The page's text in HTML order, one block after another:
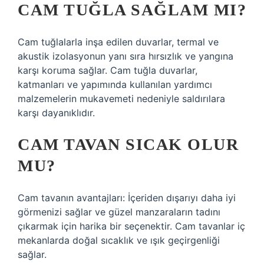
CAM TUĞLA SAĞLAM MI?
Cam tuğlalarla inşa edilen duvarlar, termal ve
akustik izolasyonun yanı sıra hırsızlık ve yangına
karşı koruma sağlar. Cam tuğla duvarlar,
katmanları ve yapımında kullanılan yardımcı
malzemelerin mukavemeti nedeniyle saldırılara
karşı dayanıklıdır.
CAM TAVAN SICAK OLUR
MU?
Cam tavanın avantajları: İçeriden dışarıyı daha iyi
görmenizi sağlar ve güzel manzaraların tadını
çıkarmak için harika bir seçenektir. Cam tavanlar iç
mekanlarda doğal sıcaklık ve ışık geçirgenliği
sağlar.